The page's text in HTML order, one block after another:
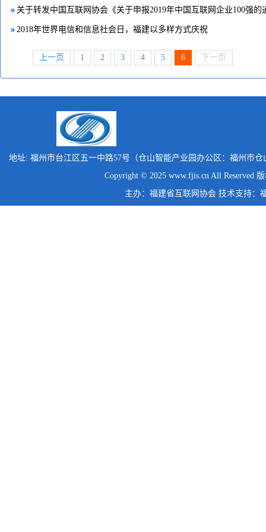
关于转发中国互联网协会《关于申报2019年中国互联网企业100强的
2018年世界电信和信息社会日，福建以多样方式庆祝
上一页 1 2 3 4 5 6 下一页
地址: 福州市台江区五一中路57号（仓山智能产业园办公区：福州市
Copyright © 2025 www.fjis.cn All Reserved
主办：福建省互联网协会 技术支持：